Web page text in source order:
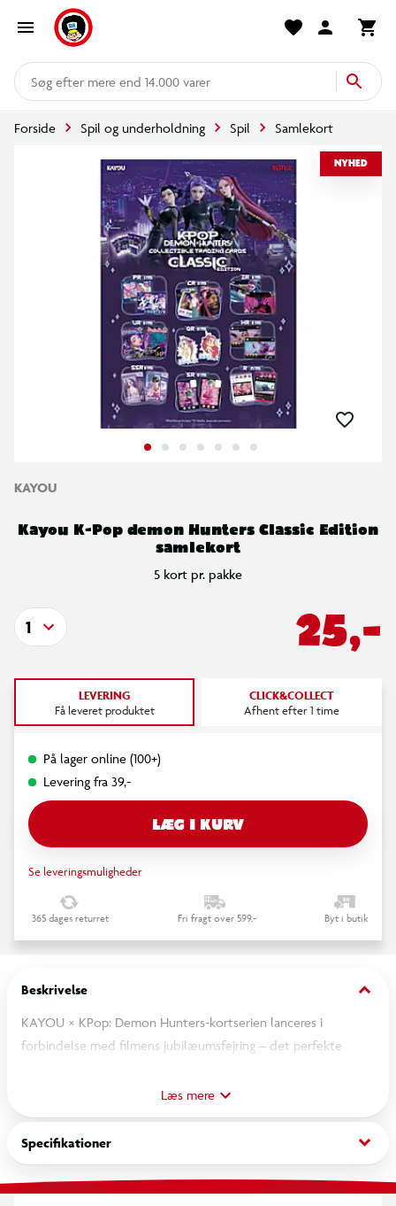
mere end 14.000 varer
Forside Spil og underholdning Spil Samlekort
NYHED
KAYOU
Kayou K-Pop demon Hunters Classic Edition
samlekort
5 kort pr. pakke
25,-
1
LEVERING
Få leveret produktet
CLICK&COLLECT
Afhent efter 1 time
På lager online (100+)
Levering fra 39,-
LÆG I KURV
Se leveringsmuligheder
365 dages returret Fri fragt over 599,- Byt i butik
Beskrivelse keyboard_arrow_down
KAYOU × KPop: Demon Hunters-kortserien lanceres i
forbindelse med filmens jubilæumsfejring – det perfekte
CR-kortene er inspireret af HUNTR/X World Tour og følger
idolerne gennem otte ikoniske storbyer rundt om i verden.
Udforsk verden sammen med dem – er din by med på kortet?
ZR-kortene er inspireret af “Honmoon”, energifeltet fra filmen.
Læs mere
Specifikationer keyboard_arrow_down